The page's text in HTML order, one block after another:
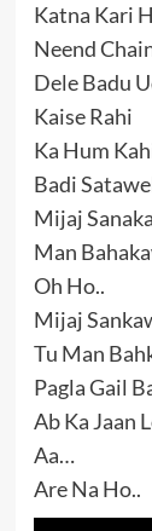
Katna Kari
Neend
Dele Badu
Kaise Rahi
Ka Hum
Badi
Mijaj
Man
Oh Ho..
Mijaj
Tu Man
Pagla Gail
Ab Ka Jaan
Aa…
Are Na Ho..